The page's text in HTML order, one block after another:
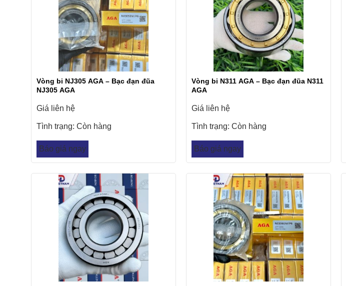
Vòng bi NJ305 AGA – Bạc đạn đũa
NJ305 AGA
Giá liên hệ
Tình trạng: Còn hàng
Báo giá ngay
Vòng bi N311 AGA – Bạc đạn đũa N311
AGA
Giá liên hệ
Tình trạng: Còn hàng
Báo giá ngay